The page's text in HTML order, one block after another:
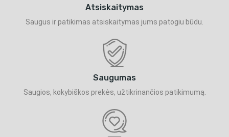
Atsiskaitymas
Saugus ir patikimas atsiskaitymas jums patogiu būdu.
Saugumas
Saugios, kokybiškos prekės, užtikrinančios patikimumą.